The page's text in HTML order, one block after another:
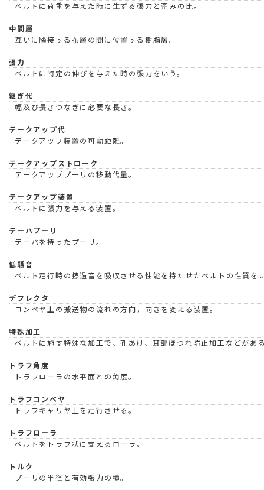
ベルトに荷重を与えた時に生ずる張力と歪みの比。
中間層
互いに隣接する布層の間に位置する樹脂層。
張力
ベルトに特定の伸びを与えた時の張力をいう。
継ぎ代
幅及び長さつなぎに必要な長さ。
テークアップ代
テークアップ装置の可動距離。
テークアップストローク
テークアッププーリの移動代量。
テークアップ装置
ベルトに張力を与える装置。
テーパプーリ
テーパを持ったプーリ。
低騒音
ベルト走行時の擦過音を吸収させる性能を持たせたベルトの性質を
デフレクタ
コンベヤ上の搬送物の流れの方向，向きを変える装置。
特殊加工
ベルトに施す特殊な加工で、孔あけ、耳部ほつれ防止加工などがあ
トラフ角度
トラフローラの水平面との角度。
トラフコンベヤ
トラフキャリヤ上を走行させる。
トラフローラ
ベルトをトラフ状に支えるローラ。
トルク
プーリの半径と有効張力の積。